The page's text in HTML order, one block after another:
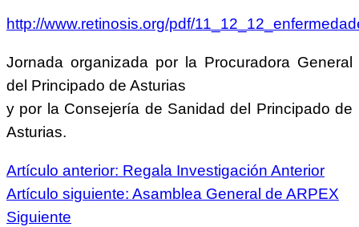
http://www.retinosis.org/pdf/
Jornada organizada por la Procuradora General
del Principado de Asturias
y por la Consejería de Sanidad del Principado de
Asturias.
Artículo anterior: Regala Investigación Anterior
Artículo siguiente: Asamblea General de ARPEX
Siguiente